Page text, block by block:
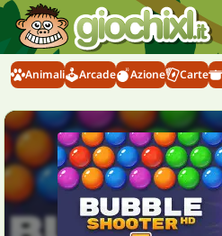
Animali Arcade Azione Carte